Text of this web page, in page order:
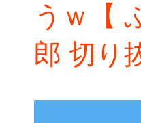
うｗ【
郎 切り